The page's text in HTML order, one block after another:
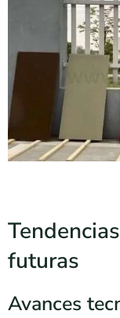
futuras
Avances